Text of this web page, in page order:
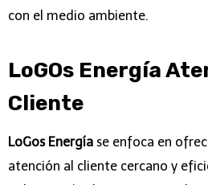
con el medio ambiente.
LoGOs Energía
Cliente
LoGos Energía se enfoca en
atención al cliente cercano y